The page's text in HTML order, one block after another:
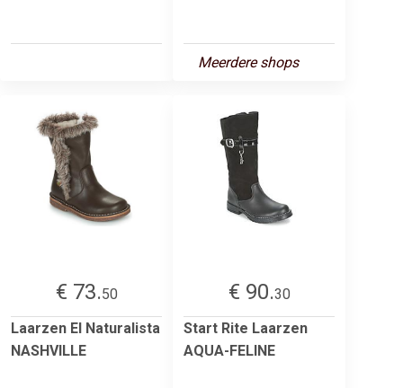
Meerdere shops
€ 73.50
Laarzen El Naturalista
NASHVILLE
€ 90.30
Start Rite Laarzen
AQUA-FELINE